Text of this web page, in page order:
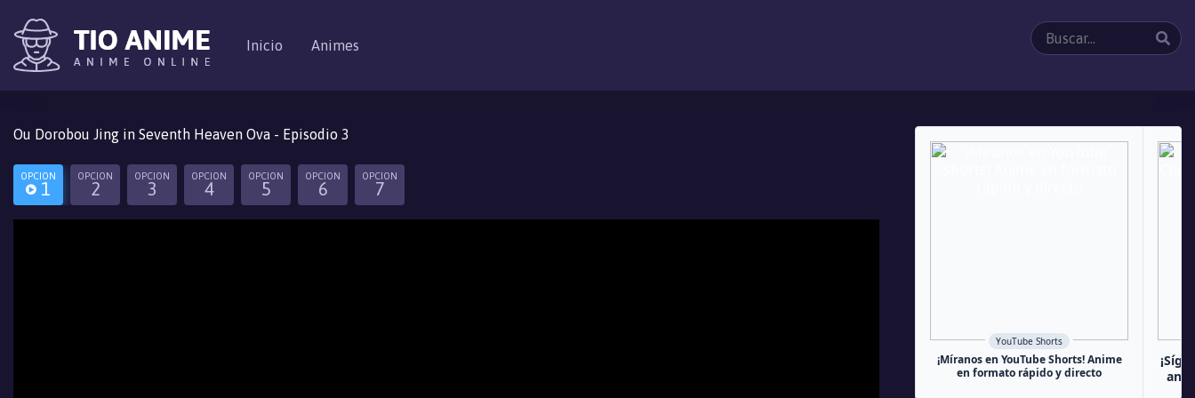
Inicio Animes
Ou Dorobou Jing in Seventh Heaven Ova - Episodio 3
OPCION
1
OPCION
2
OPCION
3
OPCION
4
OPCION
5
OPCION
6
OPCION
7
YouTube Shorts
¡Míranos en YouTube Shorts! Anime
en formato rápido y directo